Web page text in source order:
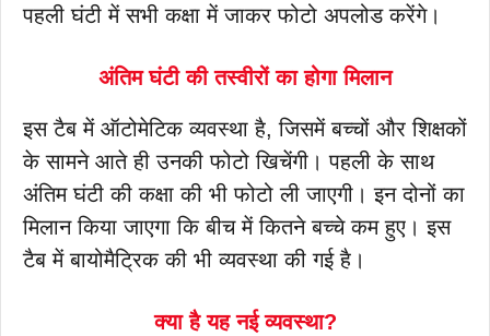
पहली घंटी में सभी कक्षा में जाकर फोटो अपलोड करेंगे।
अंतिम घंटी की तस्वीरों का होगा मिलान
इस टैब में ऑटोमेटिक व्यवस्था है, जिसमें बच्चों और शिक्षकों
के सामने आते ही उनकी फोटो खिचेंगी। पहली के साथ
अंतिम घंटी की कक्षा की भी फोटो ली जाएगी। इन दोनों का
मिलान किया जाएगा कि बीच में कितने बच्चे कम हुए। इस
टैब में बायोमैट्रिक की भी व्यवस्था की गई है।
क्या है यह नई व्यवस्था?